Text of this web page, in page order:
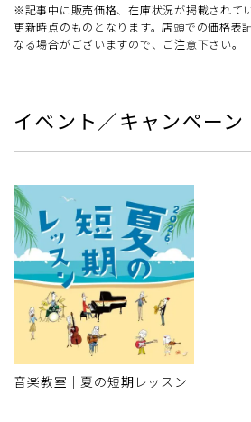
※記事中に販売価格、在庫状況が掲載されて
更新時点のものとなります。店頭での価格表
なる場合がございますので、ご注意下さい。
イベント／キャンペーン
音楽教室｜夏の短期レッスン